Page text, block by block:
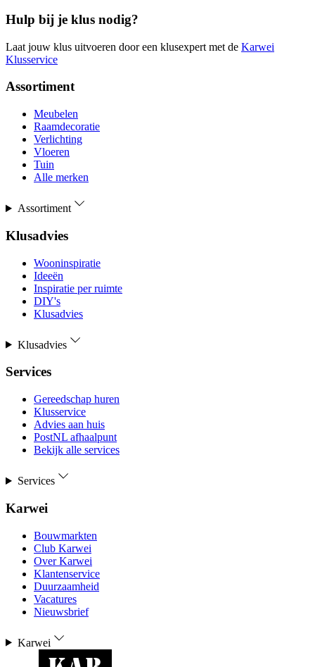
Hulp bij je klus nodig?
Laat jouw klus uitvoeren door een klusexpert met de Karwei
Klusservice
Assortiment
Meubelen
Raamdecoratie
Verlichting
Vloeren
Tuin
Alle merken
Assortiment
Klusadvies
Wooninspiratie
Ideeën
Inspiratie per ruimte
DIY's
Klusadvies
Klusadvies
Services
Gereedschap huren
Klusservice
Advies aan huis
PostNL afhaalpunt
Bekijk alle services
Services
Karwei
Bouwmarkten
Club Karwei
Over Karwei
Klantenservice
Duurzaamheid
Vacatures
Nieuwsbrief
Karwei